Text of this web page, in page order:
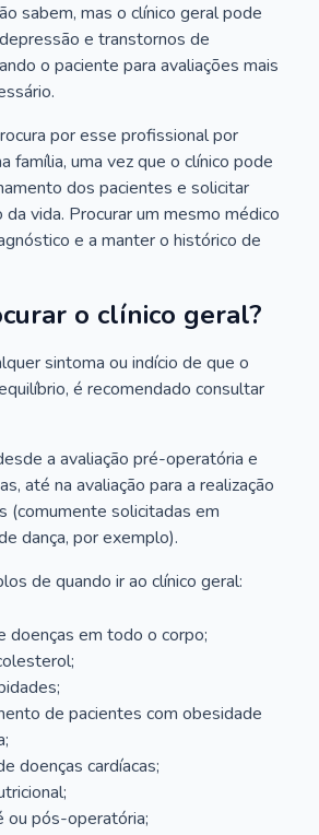
sabem, mas o clínico geral pode
e transtornos de
o paciente para avaliações mais
por esse profissional por
família, uma vez que o clínico pode
dos pacientes e solicitar
vida. Procurar um mesmo médico
e a manter o histórico de
o clínico geral?
sintoma ou indício de que o
é recomendado consultar
a avaliação pré-operatória e
até na avaliação para a realização
(comumente solicitadas em
dança, por exemplo).
de quando ir ao clínico geral:
doenças em todo o corpo;
de pacientes com obesidade
doenças cardíacas;
ou pós-operatória;